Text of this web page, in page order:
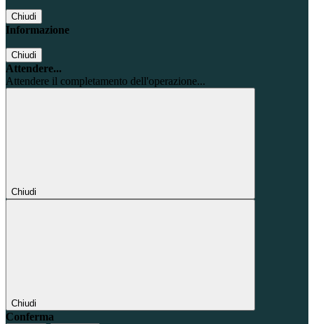
Chiudi
Informazione
Chiudi
Attendere...
Attendere il completamento dell'operazione...
Chiudi
Chiudi
Conferma